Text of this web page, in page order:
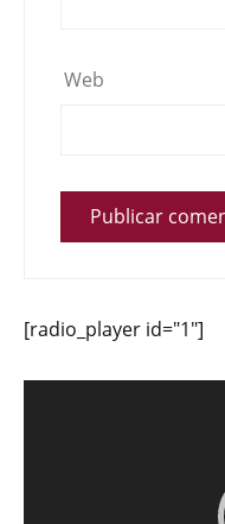
Web
[radio_player id="1"]